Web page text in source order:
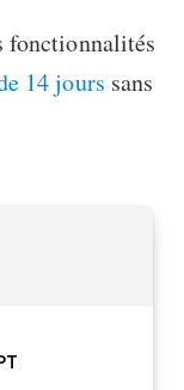
fonctionnalités
14 jours sans